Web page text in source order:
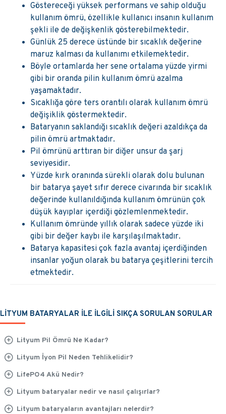
Göstereceği yüksek performans ve sahip olduğu
kullanım ömrü, özellikle kullanıcı insanın kullanım
şekli ile de değişkenlik gösterebilmektedir.
Günlük 25 derece üstünde bir sıcaklık değerine
maruz kalması da kullanımı etkilemektedir.
Böyle ortamlarda her sene ortalama yüzde yirmi
gibi bir oranda pilin kullanım ömrü azalma
yaşamaktadır.
Sıcaklığa göre ters orantılı olarak kullanım ömrü
değişiklik göstermektedir.
Bataryanın saklandığı sıcaklık değeri azaldıkça da
pilin ömrü artmaktadır.
Pil ömrünü arttıran bir diğer unsur da şarj
seviyesidir.
Yüzde kırk oranında sürekli olarak dolu bulunan
bir batarya şayet sıfır derece civarında bir sıcaklık
değerinde kullanıldığında kullanım ömrünün çok
düşük kayıplar içerdiği gözlemlenmektedir.
Kullanım ömründe yıllık olarak sadece yüzde iki
gibi bir değer kaybı ile karşılaşılmaktadır.
Batarya kapasitesi çok fazla avantaj içerdiğinden
insanlar yoğun olarak bu batarya çeşitlerini tercih
etmektedir.
LİTYUM BATARYALAR İLE İLGİLİ SIKÇA SORULAN SORULAR
Lityum Pil Ömrü Ne Kadar?
Lityum İyon Pil Neden Tehlikelidir?
LifePO4 Akü Nedir?
Lityum bataryalar nedir ve nasıl çalışırlar?
Lityum bataryaların avantajları nelerdir?